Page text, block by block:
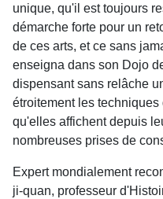
unique, qu'il est toujours
démarche forte pour un
de ces arts, et ce sans
enseigna dans son Dojo
dispensant sans relâche
étroitement les techniques
qu'elles affichent depuis
nombreuses prises de
Expert mondialement
ji-quan, professeur